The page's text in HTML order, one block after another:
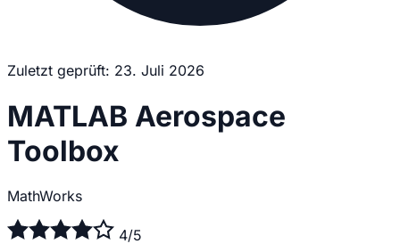
Zuletzt geprüft: 23. Juli 2026
MATLAB Aerospace
Toolbox
MathWorks
4/5